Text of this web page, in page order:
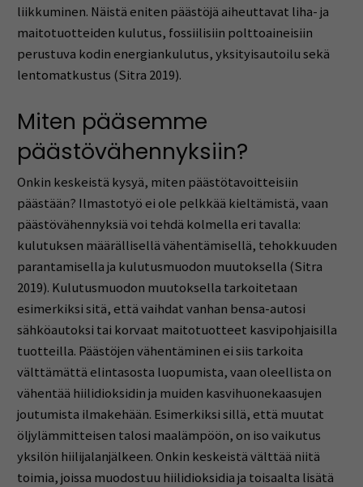
liikkuminen. Näistä eniten päästöjä aiheuttavat liha- ja
maitotuotteiden kulutus, fossiilisiin polttoaineisiin
perustuva kodin energiankulutus, yksityisautoilu sekä
lentomatkustus (Sitra 2019).
Miten pääsemme
päästövähennyksiin?
Onkin keskeistä kysyä, miten päästötavoitteisiin
päästään? Ilmastotyö ei ole pelkkää kieltämistä, vaan
päästövähennyksiä voi tehdä kolmella eri tavalla:
kulutuksen määrällisellä vähentämisellä, tehokkuuden
parantamisella ja kulutusmuodon muutoksella (Sitra
2019). Kulutusmuodon muutoksella tarkoitetaan
esimerkiksi sitä, että vaihdat vanhan bensa-autosi
sähköautoksi tai korvaat maitotuotteet kasvipohjaisilla
tuotteilla. Päästöjen vähentäminen ei siis tarkoita
välttämättä elintasosta luopumista, vaan oleellista on
vähentää hiilidioksidin ja muiden kasvihuonekaasujen
joutumista ilmakehään. Esimerkiksi sillä, että muutat
öljylämmitteisen talosi maalämpöön, on iso vaikutus
yksilön hiilijalanjälkeen. Onkin keskeistä välttää niitä
toimia, joissa muodostuu hiilidioksidia ja toisaalta lisätä